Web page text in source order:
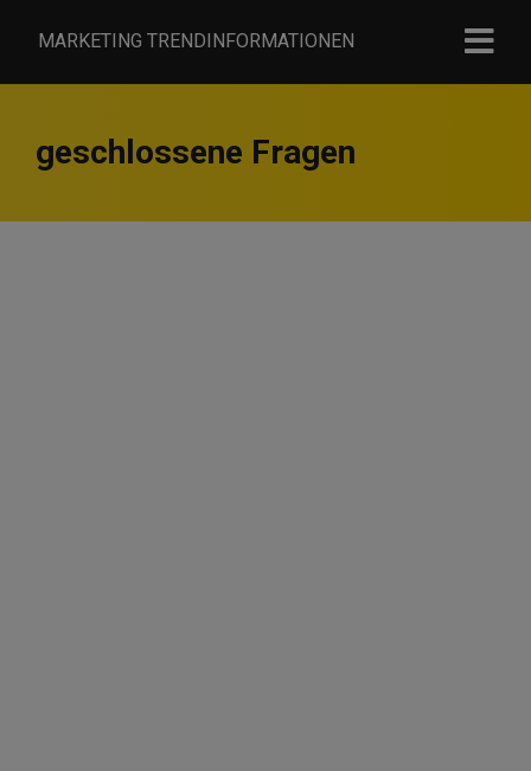
MARKETING TRENDINFORMATIONEN
geschlossene Fragen